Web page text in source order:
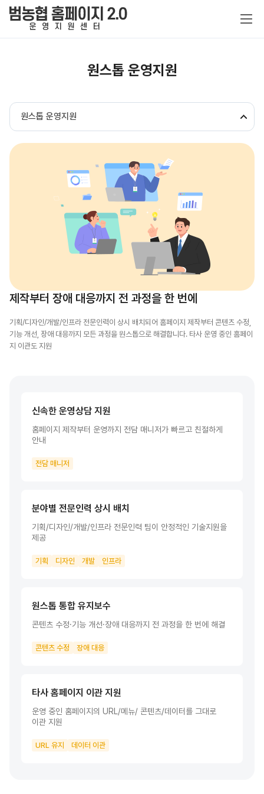
원스톱 운영지원
정보보안
홈페이지 템플릿
홈페이지 서비스
기본 서비스
추가 구독 서비스
추가 제작비
이관 범위
제작 절차
제작 신청
공지사항
메인비쥬얼변경
자연/풍경
특산물
FAQ
개인정보처리방침
이메일무단수집거부
원스톱 운영지원
fnctId=sitemenu,menuViewType=tab
원스톱 운영지원
제작부터 장애 대응까지 전 과정을 한 번에
기획/디자인/개발/인프라 전문인력이 상시 배치되어 홈페이지 제작부터 콘텐츠 수정,
기능 개선, 장애 대응까지 모든 과정을 원스톱으로 해결합니다. 타사 운영 중인 홈페이
지 이관도 지원
신속한 운영상담 지원
홈페이지 제작부터 운영까지 전담 매니저가 빠르고 친절하게
안내
전담 매니저
분야별 전문인력 상시 배치
기획/디자인/개발/인프라 전문인력 팀이
안정적인 기술지원을
제공
기획 디자인 개발 인프라
원스톱 통합 유지보수
콘텐츠 수정·기능 개선·장애 대응까지 전 과정을 한 번에 해결
콘텐츠 수정 장애 대응
타사 홈페이지 이관 지원
운영 중인 홈페이지의 URL/메뉴/ 콘텐츠/데이터를 그대로
이관 지원
URL 유지 데이터 이관